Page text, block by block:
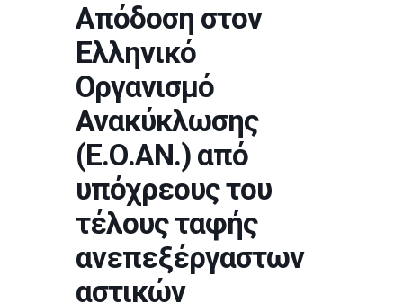
Απόδοση στον
Ελληνικό
Οργανισμό
Ανακύκλωσης
(Ε.Ο.ΑΝ.) από
υπόχρεους του
τέλους ταφής
ανεπεξέργαστων
αστικών